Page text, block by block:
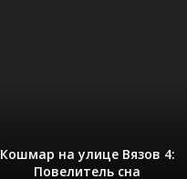
Кошмар на улице Вязов 4:
Повелитель сна